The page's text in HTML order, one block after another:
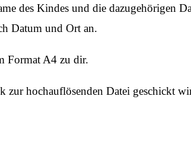
des Kindes und die dazugehörigen
Datum und Ort an.
Format A4 zu dir.
zur hochauflösenden Datei geschickt